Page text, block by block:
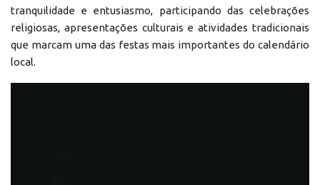
tranquilidade e entusiasmo, participando das celebrações
religiosas, apresentações culturais e atividades tradicionais
que marcam uma das festas mais importantes do calendário
local.